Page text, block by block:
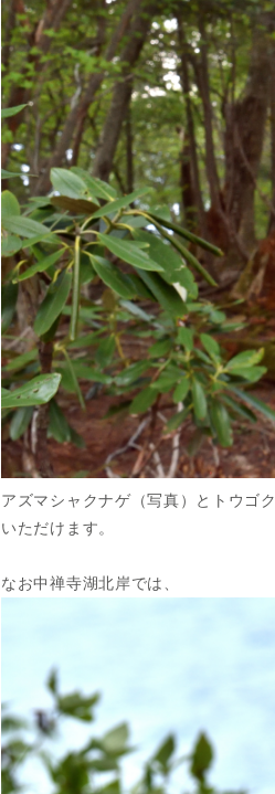
アズマシャクナゲ（写真）とトウゴ
いただけます。
なお中禅寺湖北岸では、